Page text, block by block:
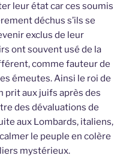
leur état car ces soumis
déchus s’ils se
exclus de leur
ont souvent usé de la
comme fauteur de
émeutes. Ainsi le roi de
prit aux juifs après des
des dévaluations de
aux Lombards, italiens,
le peuple en colère
mystérieux.